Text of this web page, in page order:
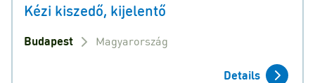
Kézi kiszedő, kijelentő
Budapest Magyarország
Details